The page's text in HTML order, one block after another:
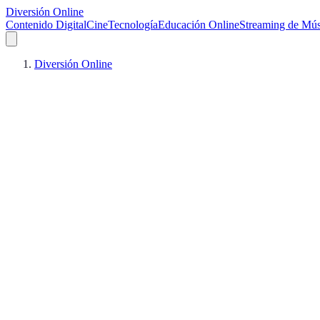
Diversión Online
Contenido DigitalCineTecnologíaEducación OnlineStreaming de
Diversión Online